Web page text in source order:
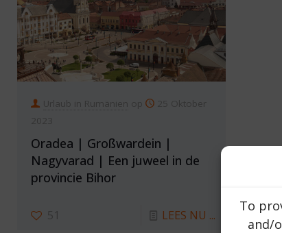
To
and/
Urlaub in Rumänien op
25 Oktober
2023
Oradea | Großwardein |
Nagyvarad | Een juweel in de
provincie Bihor
51 LEES NU ...